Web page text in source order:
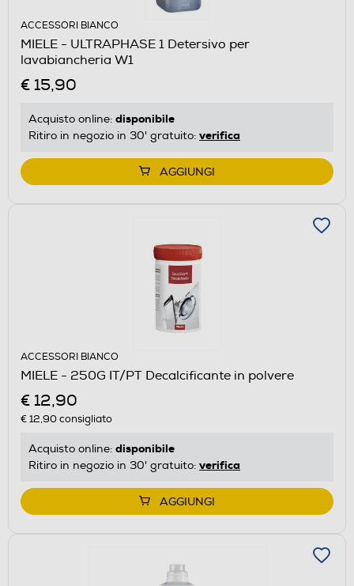
ACCESSORI BIANCO
MIELE - ULTRAPHASE 1 Detersivo per
lavabiancheria W1
€ 15,90
Acquisto online: disponibile
Ritiro in negozio in 30' gratuito: verifica
AGGIUNGI
ACCESSORI BIANCO
MIELE - 250G IT/PT Decalcificante in polvere
€ 12,90
€ 12,90consigliato
Acquisto online: disponibile
Ritiro in negozio in 30' gratuito: verifica
AGGIUNGI